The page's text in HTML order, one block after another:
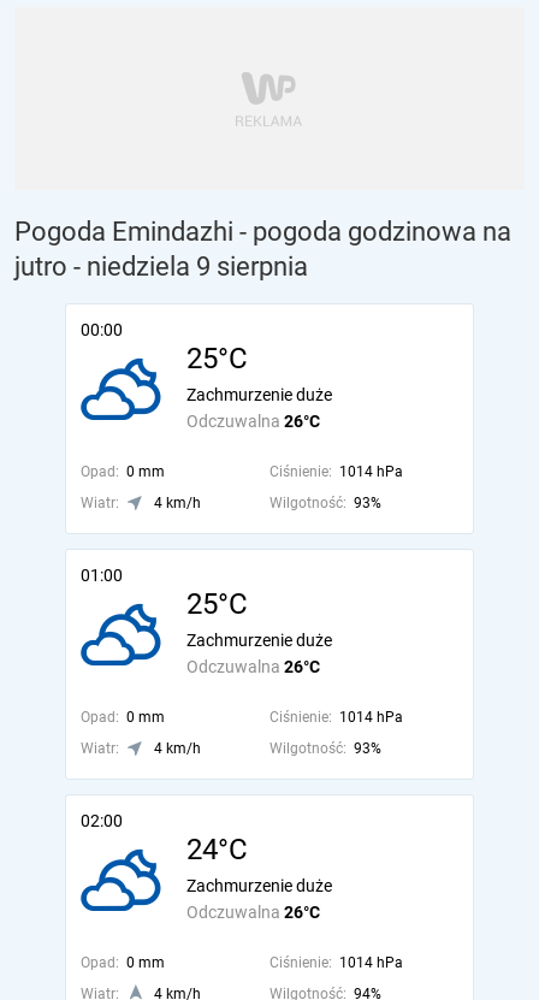
Pogoda Emindazhi - pogoda godzinowa na
jutro - niedziela 9 sierpnia
00:00
25°C
Odczuwalna 26°C
Zachmurzenie duże
Opad: 0 mm Ciśnienie: 1014 hPa
Wiatr:
4 km/h Wilgotność: 93%
01:00
25°C
Odczuwalna 26°C
Zachmurzenie duże
Opad: 0 mm Ciśnienie: 1014 hPa
Wiatr:
4 km/h Wilgotność: 93%
02:00
24°C
Odczuwalna 26°C
Zachmurzenie duże
Opad: 0 mm Ciśnienie: 1014 hPa
Wiatr:
4 km/h Wilgotność: 94%